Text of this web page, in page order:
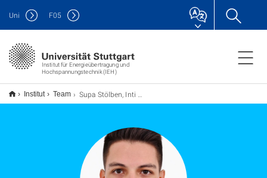
Institut für Energieübertragung und
Hochspannungstechnik (IEH)
Uni F05
Institut Team Supa Stölben, Inti Runa